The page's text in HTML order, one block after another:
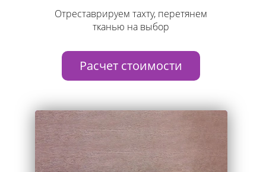
Отреставрируем тахту, перетянем
тканью на выбор
Расчет стоимости